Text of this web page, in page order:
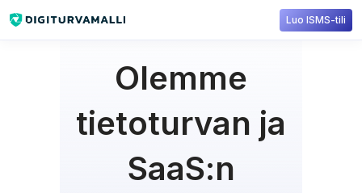
Luo ISMS-tili
Olemme
tietoturvan ja
SaaS:n